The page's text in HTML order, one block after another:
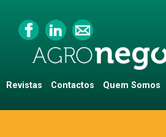
Revistas Contactos Quem Somos